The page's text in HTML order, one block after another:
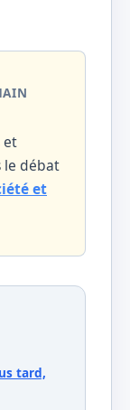
et
le débat
et
tard,